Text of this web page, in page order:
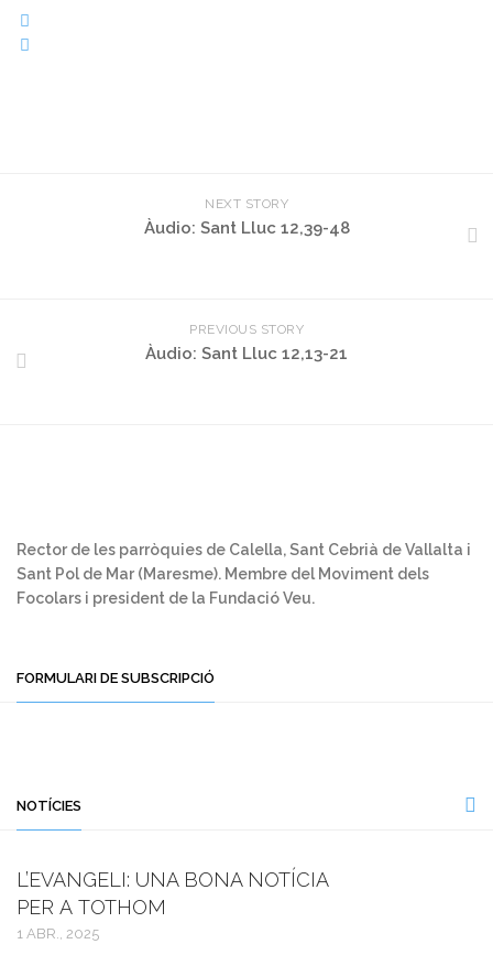
NEXT STORY
Àudio: Sant Lluc 12,39-48
PREVIOUS STORY
Àudio: Sant Lluc 12,13-21
Rector de les parròquies de Calella, Sant Cebrià de Vallalta i
Sant Pol de Mar (Maresme). Membre del Moviment dels
Focolars i president de la Fundació Veu.
FORMULARI DE SUBSCRIPCIÓ
NOTÍCIES
L’EVANGELI: UNA BONA NOTÍCIA
PER A TOTHOM
1 ABR., 2025